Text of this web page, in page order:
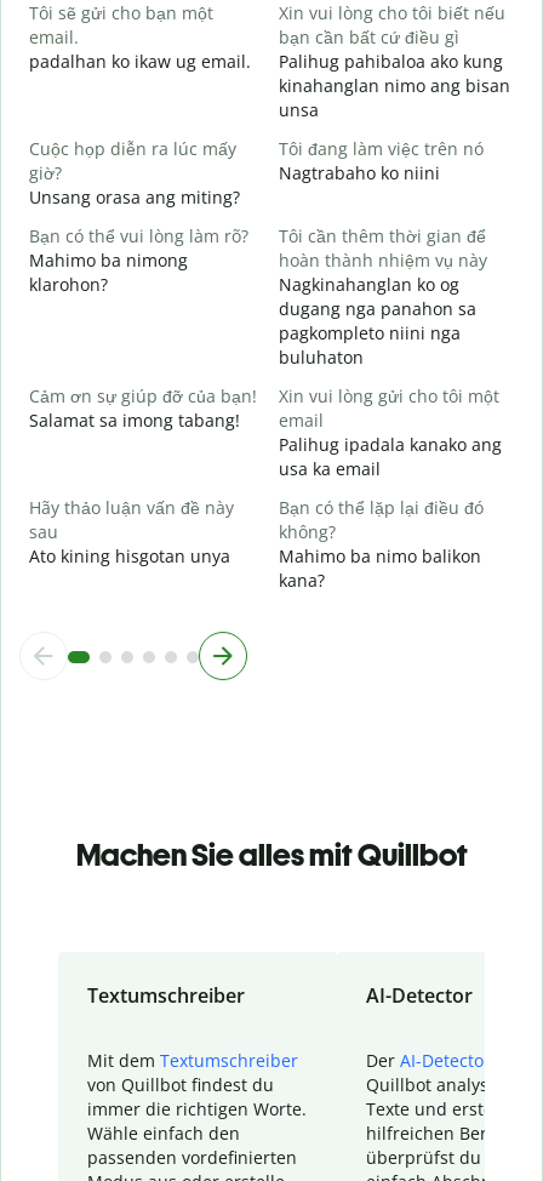
Tôi sẽ gửi cho bạn một
email.
padalhan ko ikaw ug email.
Xin vui lòng cho tôi biết nếu
bạn cần bất cứ điều gì
Palihug pahibaloa ako kung
kinahanglan nimo ang bisan
unsa
Cuộc họp diễn ra lúc mấy
giờ?
Unsang orasa ang miting?
Tôi đang làm việc trên nó
Nagtrabaho ko niini
Bạn có thể vui lòng làm rõ?
Mahimo ba nimong
klarohon?
Tôi cần thêm thời gian để
hoàn thành nhiệm vụ này
Nagkinahanglan ko og
dugang nga panahon sa
pagkompleto niini nga
buluhaton
Cảm ơn sự giúp đỡ của bạn!
Salamat sa imong tabang!
Xin vui lòng gửi cho tôi một
email
Palihug ipadala kanako ang
usa ka email
Hãy thảo luận vấn đề này
sau
Ato kining hisgotan unya
Bạn có thể lặp lại điều đó
không?
Mahimo ba nimo balikon
kana?
Machen Sie alles mit Quillbot
Textumschreiber
Mit dem Textumschreiber
von Quillbot findest du
immer die richtigen Worte.
Wähle einfach den
passenden vordefinierten
AI-Detector
Der AI-Detector
Quillbot analysiert
Texte und erstellt
hilfreichen Bericht.
überprüfst du